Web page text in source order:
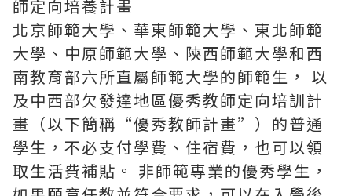
師定向培養計畫
北京師範大學、華東師範大學、東北師範
大學、中原師範大學、陝西師範大學和西
南教育部六所直屬師範大學的師範生， 以
及中西部欠發達地區優秀教師定向培訓計
畫（以下簡稱“優秀教師計畫”）的普通
學生，不必支付學費、住宿費，也可以領
取生活費補貼。 非師範專業的優秀學生，